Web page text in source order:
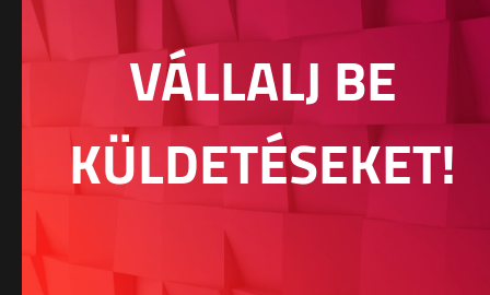
VÁLLALJ BE
KÜLDETÉSEKET!